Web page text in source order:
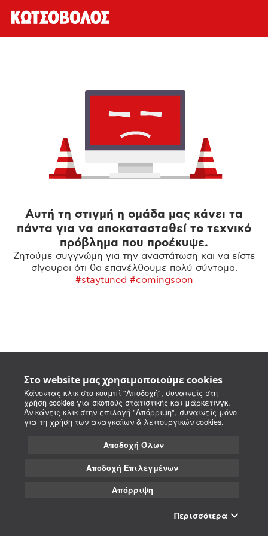
Στο website μας χρησιμοποιούμε cookies
Κάνοντας κλικ στο κουμπί "Αποδοχή", συναινείς στη
χρήση cookies για σκοπούς στατιστικής και μάρκετινγκ.
Αν κάνεις κλικ στην επιλογή "Απόρριψη", συναινείς μόνο
για τη χρήση των αναγκαίων & λειτουργικών cookies.
Αποδοχή Όλων
Αποδοχή Επιλεγμένων
Απόρριψη
Περισσότερα
Αυτή τη στιγμή η ομάδα μας κάνει τα
πάντα για να αποκατασταθεί το τεχνικό
πρόβλημα που προέκυψε.
Ζητούμε συγγνώμη για την αναστάτωση και να είστε
σίγουροι ότι θα επανέλθουμε πολύ σύντομα.
#staytuned #comingsoon